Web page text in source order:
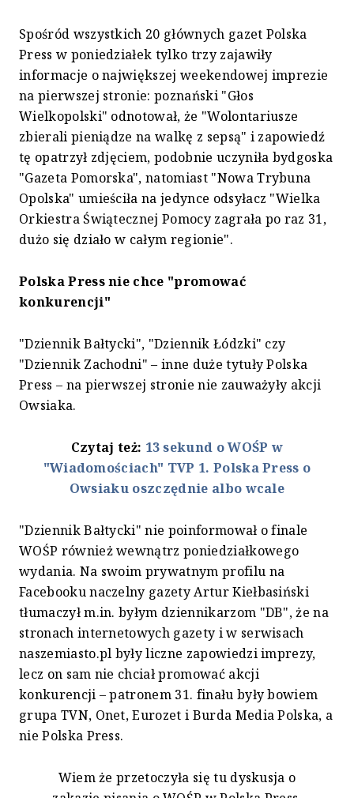
Spośród wszystkich 20 głównych gazet Polska
Press w poniedziałek tylko trzy zajawiły
informacje o największej weekendowej imprezie
na pierwszej stronie: poznański "Głos
Wielkopolski" odnotował, że "Wolontariusze
zbierali pieniądze na walkę z sepsą" i zapowiedź
tę opatrzył zdjęciem, podobnie uczyniła bydgoska
"Gazeta Pomorska", natomiast "Nowa Trybuna
Opolska" umieściła na jedynce odsyłacz "Wielka
Orkiestra Świątecznej Pomocy zagrała po raz 31,
dużo się działo w całym regionie".
Polska Press nie chce "promować
konkurencji"
"Dziennik Bałtycki", "Dziennik Łódzki" czy
"Dziennik Zachodni" – inne duże tytuły Polska
Press – na pierwszej stronie nie zauważyły akcji
Owsiaka.
Czytaj też: 13 sekund o WOŚP w
"Wiadomościach" TVP 1. Polska Press o
Owsiaku oszczędnie albo wcale
"Dziennik Bałtycki" nie poinformował o finale
WOŚP również wewnątrz poniedziałkowego
wydania. Na swoim prywatnym profilu na
Facebooku naczelny gazety Artur Kiełbasiński
tłumaczył m.in. byłym dziennikarzom "DB", że na
stronach internetowych gazety i w serwisach
naszemiasto.pl były liczne zapowiedzi imprezy,
lecz on sam nie chciał promować akcji
konkurencji – patronem 31. finału były bowiem
grupa TVN, Onet, Eurozet i Burda Media Polska, a
nie Polska Press.
Wiem że przetoczyła się tu dyskusja o